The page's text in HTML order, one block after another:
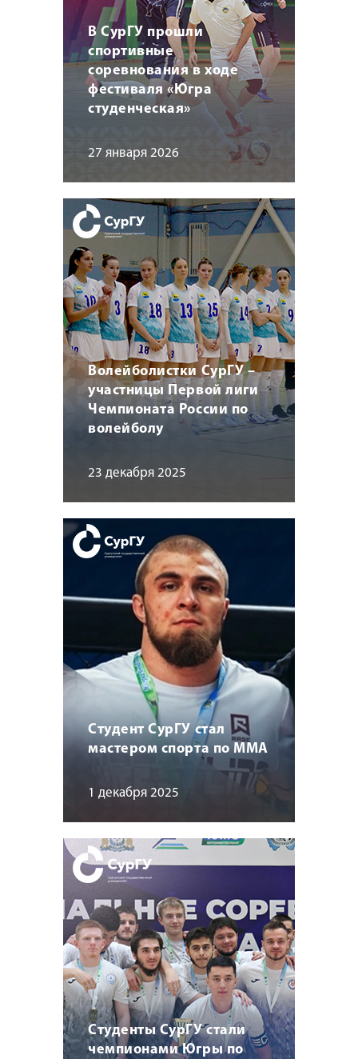
В СурГУ прошли
спортивные
соревнования в ходе
фестиваля «Югра
студенческая»
27 января 2026
Волейболистки СурГУ –
участницы Первой лиги
Чемпионата России по
волейболу
23 декабря 2025
Студент СурГУ стал
мастером спорта по MMA
1 декабря 2025
Студенты СурГУ стали
чемпионами Югры по